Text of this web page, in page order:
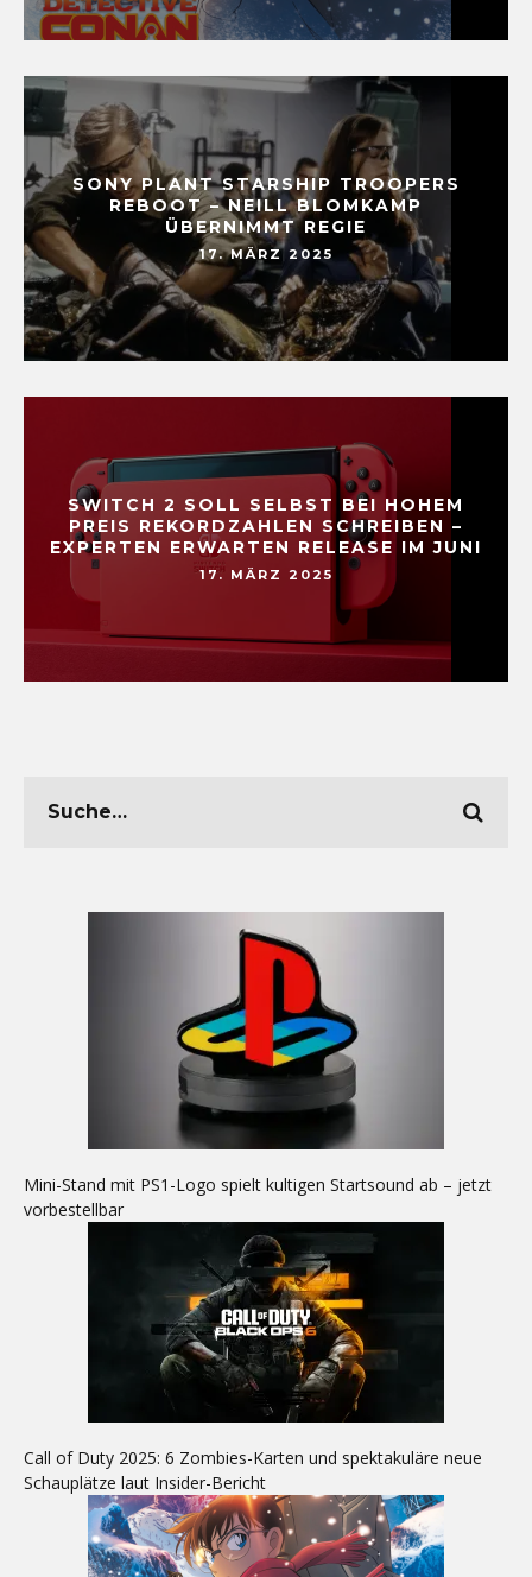
SONY PLANT STARSHIP TROOPERS
REBOOT – NEILL BLOMKAMP
ÜBERNIMMT REGIE
17. MÄRZ 2025
SWITCH 2 SOLL SELBST BEI HOHEM
PREIS REKORDZAHLEN SCHREIBEN –
EXPERTEN ERWARTEN RELEASE IM JUNI
17. MÄRZ 2025
Mini-Stand mit PS1-Logo spielt kultigen Startsound ab – jetzt
vorbestellbar
Call of Duty 2025: 6 Zombies-Karten und spektakuläre neue
Schauplätze laut Insider-Bericht